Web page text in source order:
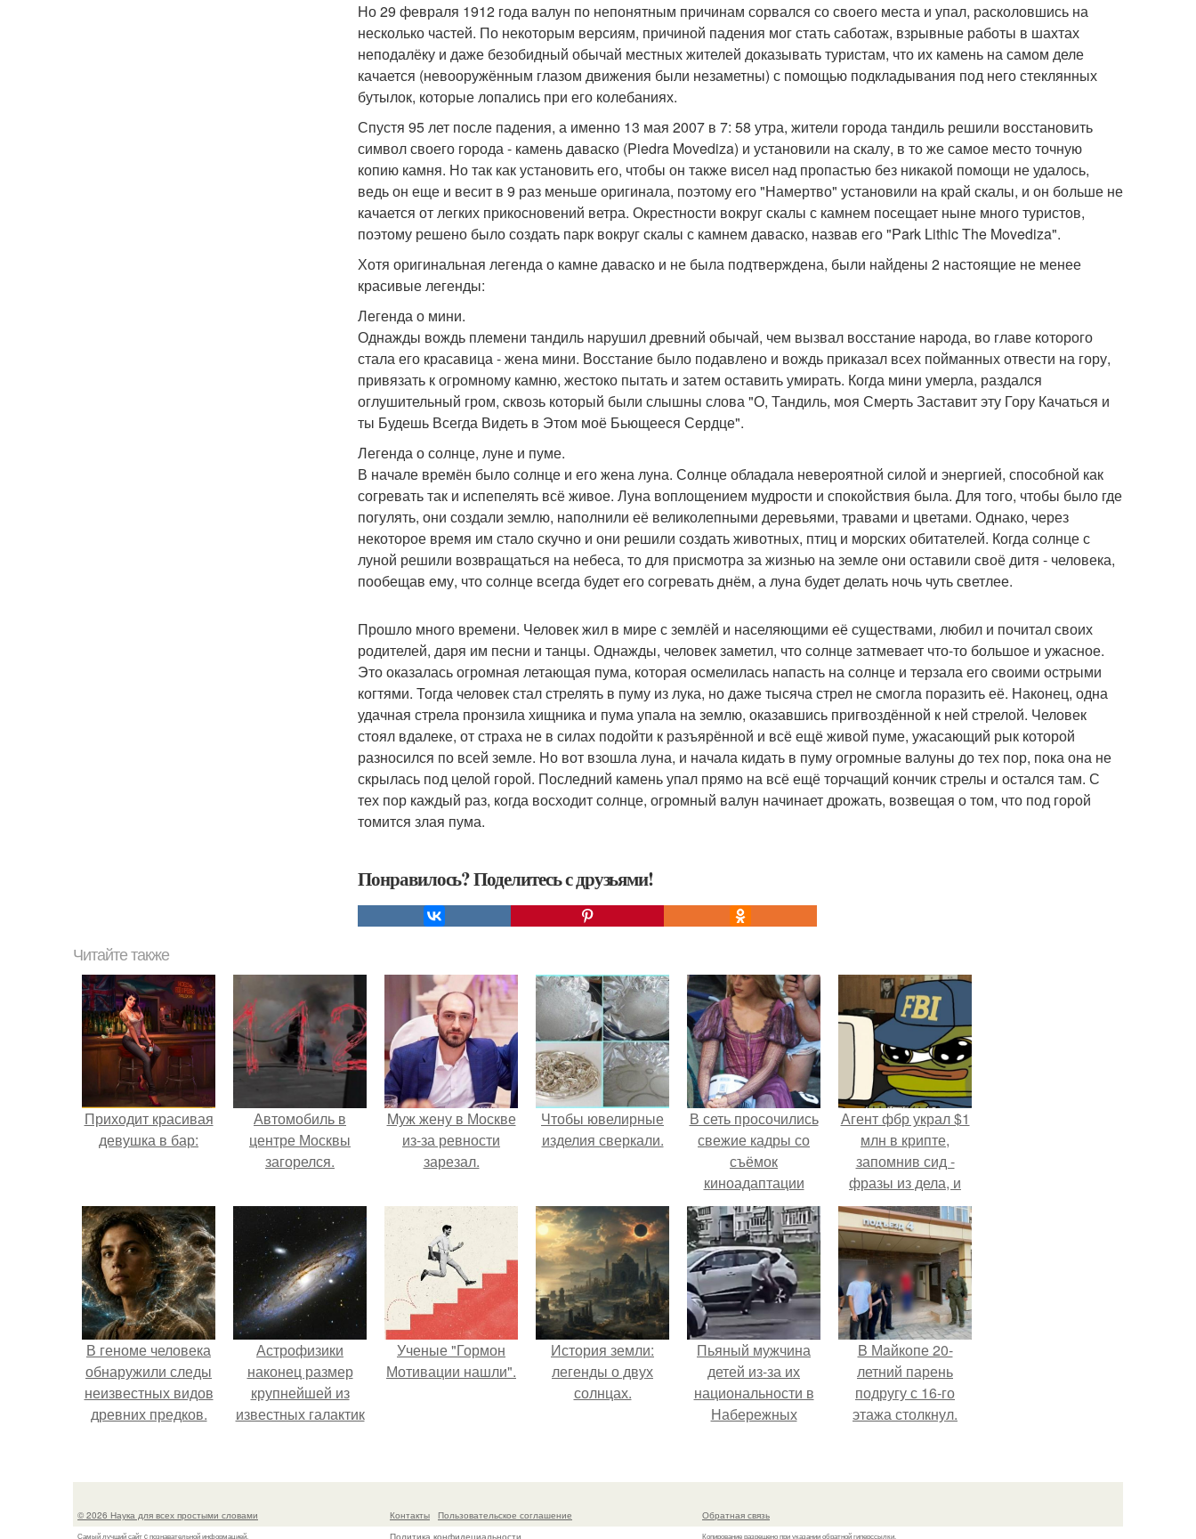
Но 29 февраля 1912 года валун по непонятным причинам сорвался со своего места и упал, расколовшись на
несколько частей. По некоторым версиям, причиной падения мог стать саботаж, взрывные работы в шахтах
неподалёку и даже безобидный обычай местных жителей доказывать туристам, что их камень на самом деле
качается (невооружённым глазом движения были незаметны) с помощью подкладывания под него стеклянных
бутылок, которые лопались при его колебаниях.
Спустя 95 лет после падения, а именно 13 мая 2007 в 7: 58 утра, жители города тандиль решили восстановить
символ своего города - камень даваско (Piedra Movediza) и установили на скалу, в то же самое место точную
копию камня. Но так как установить его, чтобы он также висел над пропастью без никакой помощи не удалось,
ведь он еще и весит в 9 раз меньше оригинала, поэтому его "Намертво" установили на край скалы, и он больше не
качается от легких прикосновений ветра. Окрестности вокруг скалы с камнем посещает ныне много туристов,
поэтому решено было создать парк вокруг скалы с камнем даваско, назвав его "Park Lithic The Movediza".
Хотя оригинальная легенда о камне даваско и не была подтверждена, были найдены 2 настоящие не менее
красивые легенды:
Легенда о мини.
Однажды вождь племени тандиль нарушил древний обычай, чем вызвал восстание народа, во главе которого
стала его красавица - жена мини. Восстание было подавлено и вождь приказал всех пойманных отвести на гору,
привязать к огромному камню, жестоко пытать и затем оставить умирать. Когда мини умерла, раздался
оглушительный гром, сквозь который были слышны слова "О, Тандиль, моя Смерть Заставит эту Гору Качаться и
ты Будешь Всегда Видеть в Этом моё Бьющееся Сердце".
Легенда о солнце, луне и пуме.
В начале времён было солнце и его жена луна. Солнце обладала невероятной силой и энергией, способной как
согревать так и испепелять всё живое. Луна воплощением мудрости и спокойствия была. Для того, чтобы было где
погулять, они создали землю, наполнили её великолепными деревьями, травами и цветами. Однако, через
некоторое время им стало скучно и они решили создать животных, птиц и морских обитателей. Когда солнце с
луной решили возвращаться на небеса, то для присмотра за жизнью на земле они оставили своё дитя - человека,
пообещав ему, что солнце всегда будет его согревать днём, а луна будет делать ночь чуть светлее.
Прошло много времени. Человек жил в мире с землёй и населяющими её существами, любил и почитал своих
родителей, даря им песни и танцы. Однажды, человек заметил, что солнце затмевает что-то большое и ужасное.
Это оказалась огромная летающая пума, которая осмелилась напасть на солнце и терзала его своими острыми
когтями. Тогда человек стал стрелять в пуму из лука, но даже тысяча стрел не смогла поразить её. Наконец, одна
удачная стрела пронзила хищника и пума упала на землю, оказавшись пригвоздённой к ней стрелой. Человек
стоял вдалеке, от страха не в силах подойти к разъярённой и всё ещё живой пуме, ужасающий рык которой
разносился по всей земле. Но вот взошла луна, и начала кидать в пуму огромные валуны до тех пор, пока она не
скрылась под целой горой. Последний камень упал прямо на всё ещё торчащий кончик стрелы и остался там. С
тех пор каждый раз, когда восходит солнце, огромный валун начинает дрожать, возвещая о том, что под горой
томится злая пума.
Понравилось? Поделитесь с друзьями!
Читайте также
Приходит красивая
девушка в бар:
Автомобиль в
центре Москвы
загорелся.
Mуж жену в Москве
из-за ревности
зарезал.
Чтобы ювелирные
изделия сверкали.
В сеть просочились
свежие кадры со
съёмок
киноадаптации
"Рапунцель", и всё
внимание
моментально
оказалось
приковано к Тиган
крофт.
Агент фбр украл $1
млн в крипте,
запомнив сид -
фразы из дела, и
советовался с
Chatgpt, как их
потратить.
В геноме человека
обнаружили следы
неизвестных видов
древних предков.
Астрофизики
наконец размер
крупнейшей из
известных галактик
Ученые "Гормон
Мотивации нашли".
История земли:
легенды о двух
солнцах.
Пьяный мужчина
детей из-за их
национальности в
Набережных
B Мaйкопе 20-
летний парень
подругу с 16-го
этажа столкнул.
© 2026 Наука для всех простыми словами
Самый лучший сайт c познавательной информацией.
Контакты
Пользовательское соглашение
Политика конфидециальности
Обратная связь
Копирование разрешено при указании обратной гиперссылки.